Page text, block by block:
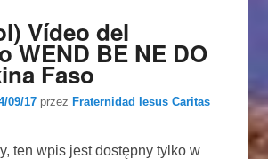
Vídeo del
WEND BE NE DO
Faso
09/17 przez Fraternidad Iesus Caritas
ten wpis jest dostępny tylko w